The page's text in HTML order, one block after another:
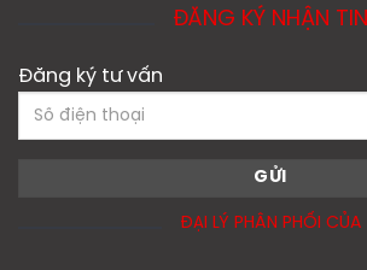
ĐĂNG KÝ NHẬN TIN
Đăng ký tư vấn
ĐẠI LÝ PHÂN PHỐI CỦA